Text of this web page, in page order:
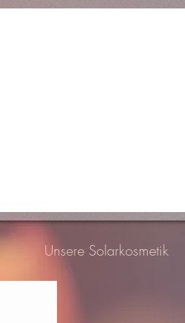
Unsere Solarkosmetik